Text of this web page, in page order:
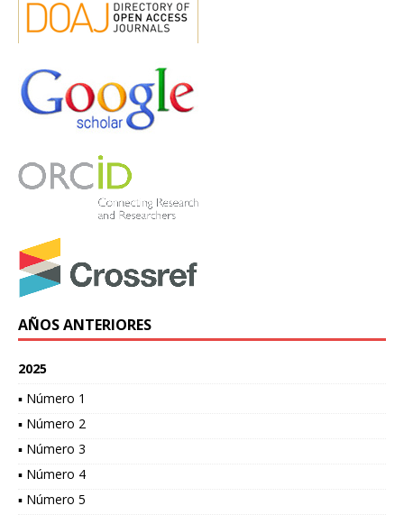
AÑOS ANTERIORES
2025
▪ Número 1
▪ Número 2
▪ Número 3
▪ Número 4
▪ Número 5